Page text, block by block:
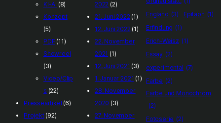
KI-AI (8)
Konzept
(5)
PDF(11)
Showreel
(3)
Video/Clip
s (22)
Presseartikel (6)
Projekt(92)
2022 (2)
21. Juni 2022 (1)
12. Juni 2022 (1)
22. November
2021 (1)
12. Juni 2021 (3)
1. Januar 2021 (1)
28. November
2020 (3)
27. November
England (3) Epitaph (1)
Erfindung (1)
Erich-Weisz (1)
Essay (2)
experimental (7)
Farbe (2)
Farbe und Monochrom
(2)
Fotoserie (2)